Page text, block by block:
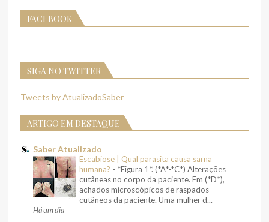
FACEBOOK
SIGA NO TWITTER
Tweets by AtualizadoSaber
ARTIGO EM DESTAQUE
Saber Atualizado
Escabiose | Qual parasita causa sarna
humana? - *Figura 1*. (*A*-*C*) Alterações
cutâneas no corpo da paciente. Em (*D*),
achados microscópicos de raspados
cutâneos da paciente. Uma mulher d...
Há um dia